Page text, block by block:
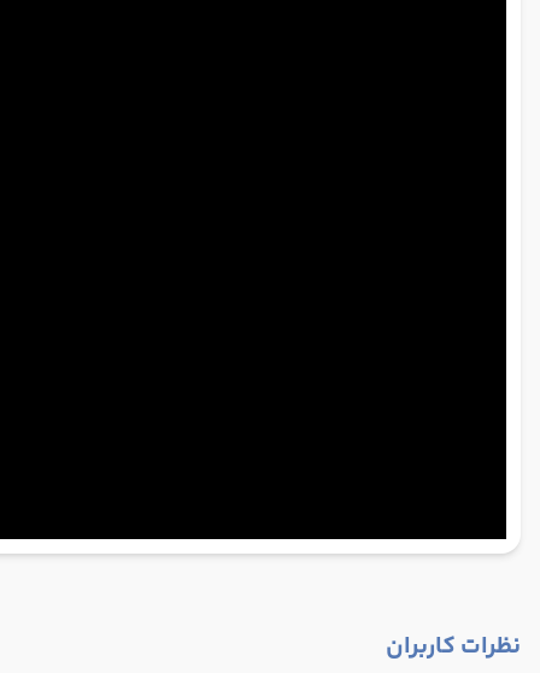
نظرات کاربران